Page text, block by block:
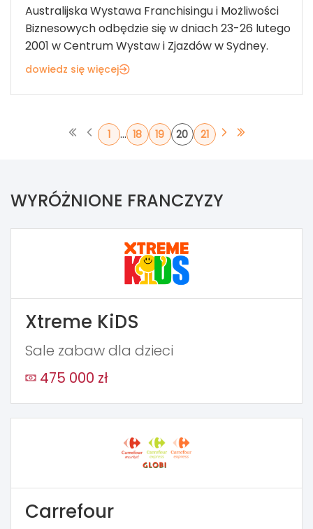
Australijska Wystawa Franchisingu i Możliwości
Biznesowych odbędzie się w dniach 23-26 lutego
2001 w Centrum Wystaw i Zjazdów w Sydney.
dowiedz się więcej
1 ... 18 19 20 21
WYRÓŻNIONE FRANCZYZY
Xtreme KiDS
Sale zabaw dla dzieci
475 000 zł
Carrefour